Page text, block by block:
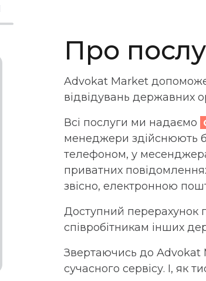
Про
Advokat Market
відвідувань державних
Всі послуги ми надаємо
менеджери здійснюють
телефоном, у
приватних
звісно, електронною
Доступний перерахунок
співробітникам інших
Звертаючись до Advokat
сучасного сервісу. І, як